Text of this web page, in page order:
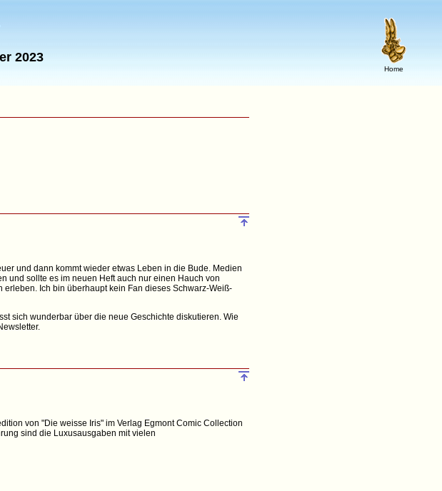
Home
2023
und dann kommt wieder etwas Leben in die Bude. Medien
und sollte es im neuen Heft auch nur einen Hauch von
Ich bin überhaupt kein Fan dieses Schwarz-Weiß-
sich wunderbar über die neue Geschichte diskutieren. Wie
von "Die weisse Iris" im Verlag Egmont Comic Collection
sind die Luxusausgaben mit vielen